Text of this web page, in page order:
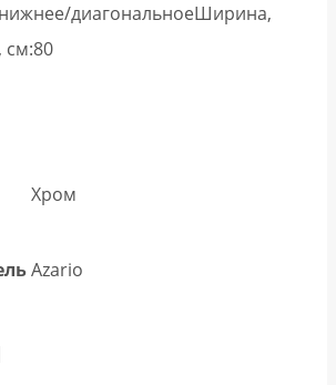
диагональноеШирина,
см:80
Хром
Azario